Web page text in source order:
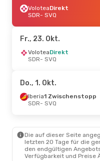
VoloteaDirekt
SDR- SVQ
Fr., 23. Okt.
VoloteaDirekt
SDR- SVQ
Do., 1. Okt.
Iberia1 Zwischenstopp
SDR- SVQ
Die auf dieser Seite
letzten 20 Tage für die
den endgültigen
Verfügbarkeit und Preise